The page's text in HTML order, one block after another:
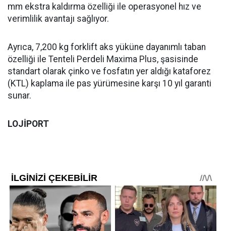
mm ekstra kaldırma özelliği ile operasyonel hız ve
verimlilik avantajı sağlıyor.
Ayrıca, 7,200 kg forklift aks yüküne dayanımlı taban
özelliği ile Tenteli Perdeli Maxima Plus, şasisinde
standart olarak çinko ve fosfatın yer aldığı kataforez
(KTL) kaplama ile pas yürümesine karşı 10 yıl garanti
sunar.
LOJİPORT